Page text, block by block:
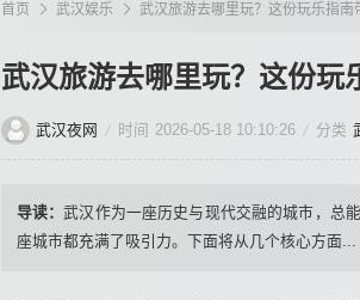
首页 武汉娱乐 武汉旅游去哪里玩？这份玩乐指南
武汉旅游去哪里玩？这份玩
武汉夜网 时间 2026-05-18 10:10:26 分类
导读：武汉作为一座历史与现代交融的城市，总
座城市都充满了吸引力。下面将从几个核心方面...